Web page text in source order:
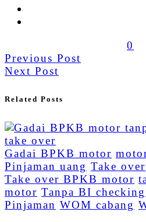
0
Previous Post
Next Post
Related Posts
Gadai BPKB motor
Pinjaman uang Take over
Take over BPKB motor
motor Tanpa BI checking
Pinjaman WOM cabang